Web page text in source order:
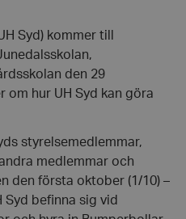
Syd) kommer till
den 29
hur UH Syd kan göra
styrelsemedlemmar,
medlemmar och
den första oktober (1/10) –
Syd befinna sig vid